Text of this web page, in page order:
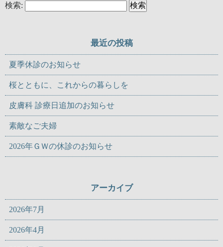
検索:
最近の投稿
夏季休診のお知らせ
桜とともに、これからの暮らしを
皮膚科 診療日追加のお知らせ
素敵なご夫婦
2026年ＧＷの休診のお知らせ
アーカイブ
2026年7月
2026年4月